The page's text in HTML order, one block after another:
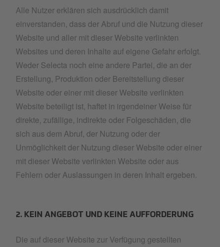
Alle Nutzer erklären sich ausdrücklich damit
einverstanden, dass der Abruf und die Nutzung dieser
Website und aller mit dieser Website verlinkten
Websites und deren Inhalte auf eigene Gefahr erfolgt.
Weder Selecta noch eine andere Partei, die an der
Erstellung, Produktion oder Bereitstellung dieser
Website oder einer mit dieser Website verlinkten
Website beteiligt ist, haftet in irgendeiner Weise für
direkte, zufällige, indirekte oder Folgeschäden, die
sich aus dem Abruf, der Nutzung oder der
Unmöglichkeit der Nutzung dieser Website oder einer
mit dieser Website verlinkten Website oder aus
Fehlern oder Auslassungen in deren Inhalt ergeben.
2. KEIN ANGEBOT UND KEINE AUFFORDERUNG
Die auf dieser Website zur Verfügung gestellten